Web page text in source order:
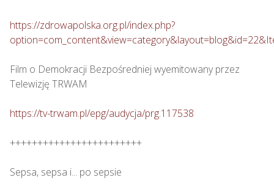
https://zdrowapolska.org.pl/index.php?
Film o Demokracji Bezpośredniej wyemitowany przez
Telewizję TRWAM
https://tv-trwam.pl/epg/audycja/prg.117538
++++++++++++++++++++++++
Sepsa, sepsa i... po sepsie